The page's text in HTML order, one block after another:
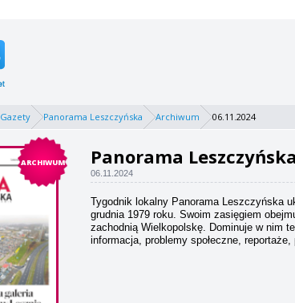
Gazety Panorama Leszczyńska Archiwum 06.11.2024
ARCHIWUM Panorama Leszczyńska
06.11.2024
Tygodnik lokalny Panorama Leszczyńska
grudnia 1979 roku. Swoim zasięgiem
zachodnią Wielkopolskę. Dominuje w nim
informacja, problemy społeczne, reportaże,